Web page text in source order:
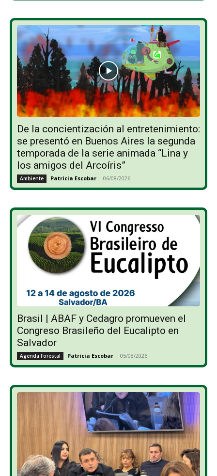
De la concientización al entretenimiento:
se presentó en Buenos Aires la segunda
temporada de la serie animada “Lina y
los amigos del Arcoíris”
Ambiente Patricia Escobar - 06/08/2026
Brasil | ABAF y Cedagro promueven el
Congreso Brasileño del Eucalipto en
Salvador
Agenda Forestal Patricia Escobar - 05/08/2026